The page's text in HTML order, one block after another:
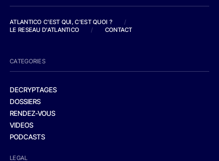
ATLANTICO C'EST QUI, C'EST QUOI ?
/
LE RESEAU D'ATLANTICO
/ CONTACT
CATEGORIES
DECRYPTAGES
DOSSIERS
RENDEZ-VOUS
VIDEOS
PODCASTS
LEGAL